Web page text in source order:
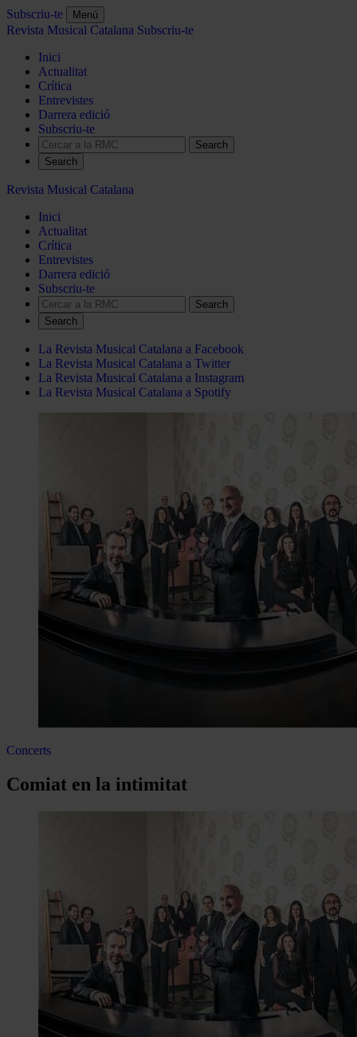
Subscriu-te Menú
Revista Musical Catalana Subscriu-te
Inici
Actualitat
Crítica
Entrevistes
Darrera edició
Subscriu-te
Search
Revista Musical Catalana
Inici
Actualitat
Crítica
Entrevistes
Darrera edició
Subscriu-te
Search
La Revista Musical Catalana a Facebook
La Revista Musical Catalana a Twitter
La Revista Musical Catalana a Instagram
La Revista Musical Catalana a Spotify
Concerts
Comiat en la intimitat